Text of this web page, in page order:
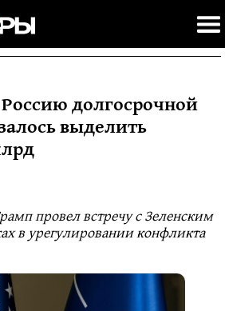
долгосрочной
выделить
провел встречу с Зеленским
в урегулировании конфликта